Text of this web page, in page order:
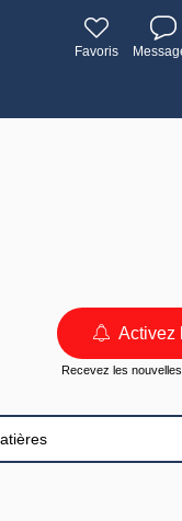
Favoris
Activez
Recevez les